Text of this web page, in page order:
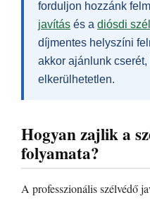
forduljon hozzánk
javítás és a diósdi
díjmentes helyszíni
akkor ajánlunk
elkerülhetetlen.
Hogyan zajlik a
folyamata?
A professzionális szélvédő